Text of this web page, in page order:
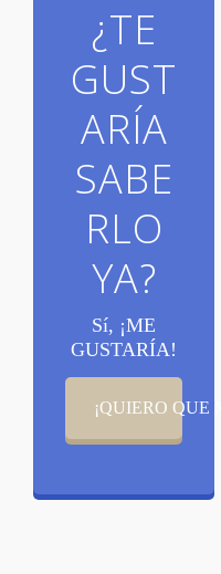
¿TE
GUST
ARÍA
SABE
RLO
YA?
Sí, ¡ME
GUSTARÍA!
¡QUIERO QUE